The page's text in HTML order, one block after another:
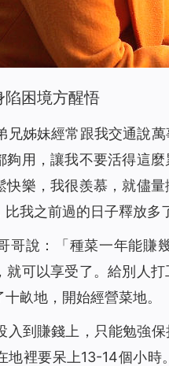
神心意的人嗎（有聲讀物）
潭中救起（有聲讀物）
神就能保持正常關係（有聲讀物
，讓你與神更親近！（有聲讀物）
什麼？（有聲讀物）
夫去逃亡（有聲讀物）
險為夷（有聲讀物）
掌權的？（有聲讀物）
該怎麼對待了（有聲讀物）
陷困境方醒悟
兄姊妹經常跟我交通說
夠用，讓我不要活得這
快樂，我很羨慕，就儘
我之前過的日子釋放多
哥說：「種菜一年能賺
就可以享受了。給別人
畝地，開始經營菜地。
入到賺錢上，只能勉強
地裡要呆上13-14個小